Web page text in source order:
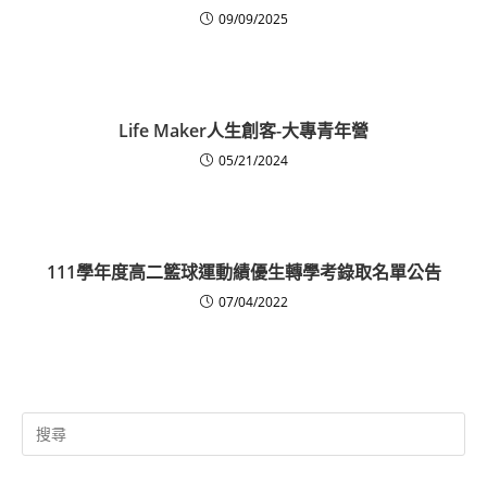
09/09/2025
Life Maker人生創客-大專青年營
05/21/2024
111學年度高二籃球運動績優生轉學考錄取名單公告
07/04/2022
Search
for: